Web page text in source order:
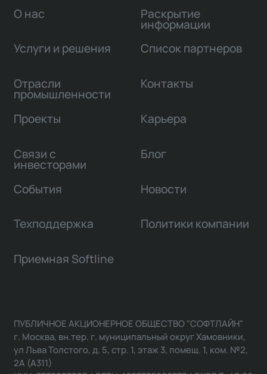
О нас
Услуги и решения
Отрасли
промышленности
Проекты
Связи с
инвесторами
Раскрытие
информации
Список партнеров
Контакты
Карьера
Блог
События Новости
Техподдержка Политики компании
Приемная Softline
ПУБЛИЧНОЕ АКЦИОНЕРНОЕ ОБЩЕСТВО "СОФТЛАЙН"
г. Москва, вн.тер. г. муниципальный округ Хамовники,
ул Льва Толстого, д. 5, стр. 1, этаж 3, помещ. 1, ком. №2,
2А (А311)